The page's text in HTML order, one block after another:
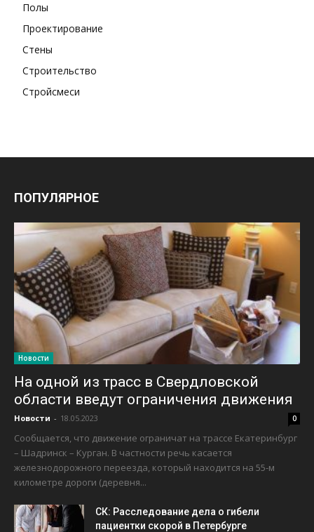
Полы
Проектирование
Стены
Строительство
Стройсмеси
ПОПУЛЯРНОЕ
Новости
На одной из трасс в Свердловской
области введут ограничения движения
Новости - 18.05.2023 0
Сообщается, что движение ограничат на трассе Екатеринбург
– Шадринск – Курган. В частности речь касается
железнодорожного переезда, который находится на 55-м
километре дороги (деревня...
СК: Расследование дела о гибели
пациентки скорой в Петербурге